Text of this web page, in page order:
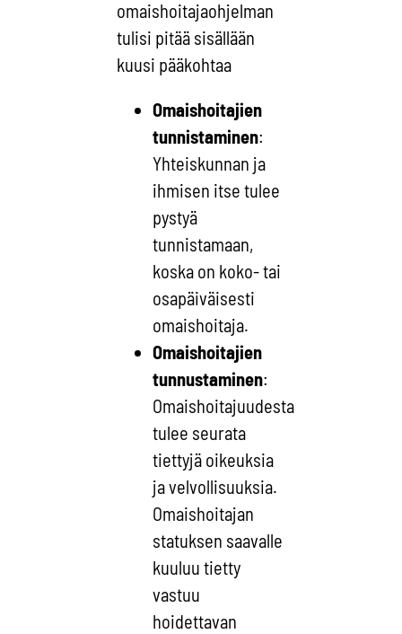
omaishoitajaohjelman
tulisi pitää sisällään
kuusi pääkohtaa
Omaishoitajien
tunnistaminen:
Yhteiskunnan ja
ihmisen itse tulee
pystyä
tunnistamaan,
koska on koko- tai
osapäiväisesti
omaishoitaja.
Omaishoitajien
tunnustaminen:
Omaishoitajuudesta
tulee seurata
tiettyjä oikeuksia
ja velvollisuuksia.
Omaishoitajan
statuksen saavalle
kuuluu tietty
vastuu
hoidettavan